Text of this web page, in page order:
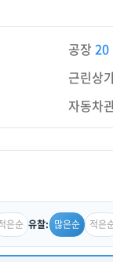
공장20
근린상
자동차
은순 유찰: 많은순 적은